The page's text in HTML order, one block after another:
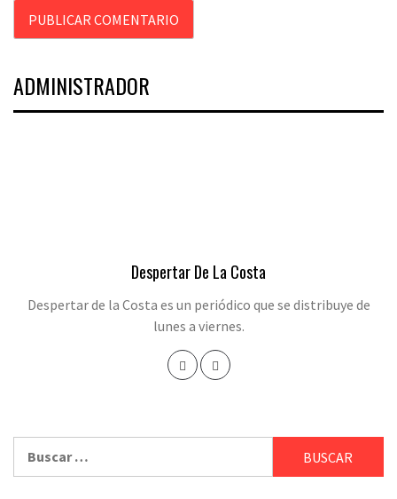
ADMINISTRADOR
Despertar De La Costa
Despertar de la Costa es un periódico que se distribuye de
lunes a viernes.